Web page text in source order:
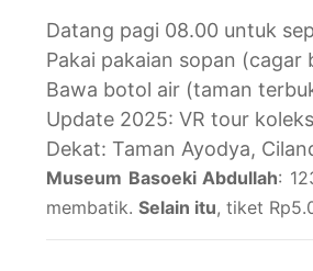
Datang pagi 08.00 untuk
Pakai pakaian sopan (cagar
Bawa botol air (taman
Update 2025: VR tour
Dekat: Taman Ayodya,
Museum Basoeki Abdullah:
membatik. Selain itu, tiket